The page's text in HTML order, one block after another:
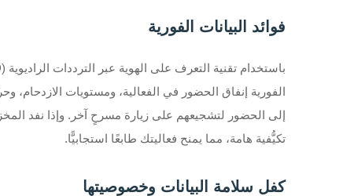
فوائد البيانات الفورية
الفورية إنفاق الحضور في الفعالية، ومستويات
إلى الحضور لتشجيعهم على زيارة مسرحٍ آخر. وإذا نفد
تكيُّفية هامة، مما يمنح فعاليتك طابعًا استجابيًّا.
كفل سلامة البيانات وخصوصيتها